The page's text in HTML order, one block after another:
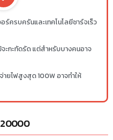
ร์ครบครันและเทคโนโลยีชาร์จเร็ว
ะกะทัดรัด แต่สำหรับบางคนอาจ
ายไฟสูงสุด 100W อาจทำให้
20000